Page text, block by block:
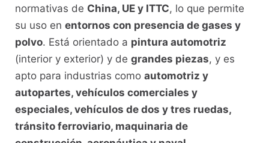
normativas de China, UE y ITTC, lo que permite
su uso en entornos con presencia de gases y
polvo. Está orientado a pintura automotriz
(interior y exterior) y de grandes piezas, y es
apto para industrias como automotriz y
autopartes, vehículos comerciales y
especiales, vehículos de dos y tres ruedas,
tránsito ferroviario, maquinaria de